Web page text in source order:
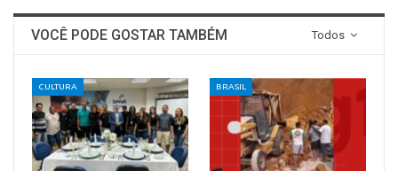
Todos
VOCÊ PODE GOSTAR TAMBÉM
CULTURA BRASIL